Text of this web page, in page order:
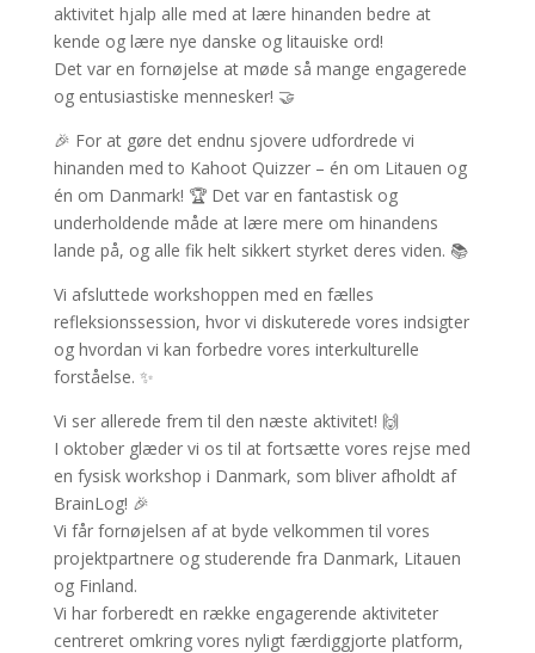
aktivitet hjalp alle med at lære hinanden bedre at
kende og lære nye danske og litauiske ord!
Det var en fornøjelse at møde så mange engagerede
og entusiastiske mennesker! 🤝
🎉 For at gøre det endnu sjovere udfordrede vi
hinanden med to Kahoot Quizzer – én om Litauen og
én om Danmark! 🏆 Det var en fantastisk og
underholdende måde at lære mere om hinandens
lande på, og alle fik helt sikkert styrket deres viden. 📚
Vi afsluttede workshoppen med en fælles
refleksionssession, hvor vi diskuterede vores indsigter
og hvordan vi kan forbedre vores interkulturelle
forståelse. ✨
Vi ser allerede frem til den næste aktivitet! 🙌
I oktober glæder vi os til at fortsætte vores rejse med
en fysisk workshop i Danmark, som bliver afholdt af
BrainLog! 🎉
Vi får fornøjelsen af at byde velkommen til vores
projektpartnere og studerende fra Danmark, Litauen
og Finland.
Vi har forberedt en række engagerende aktiviteter
centreret omkring vores nyligt færdiggjorte platform,